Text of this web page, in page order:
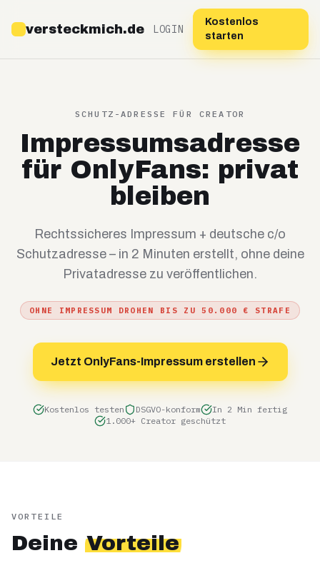
versteckmich.de LOGIN
Kostenlos
starten
SCHUTZ-ADRESSE FÜR CREATOR
Impressumsadresse
für OnlyFans: privat
bleiben
Rechtssicheres Impressum + deutsche c/o
Schutzadresse – in 2 Minuten erstellt, ohne deine
Privatadresse zu veröffentlichen.
OHNE IMPRESSUM DROHEN BIS ZU 50.000 € STRAFE
Jetzt OnlyFans-Impressum erstellen
Kostenlos testen DSGVO-konform
In 2 Min fertig
1.000+ Creator geschützt
VORTEILE
Deine Vorteile